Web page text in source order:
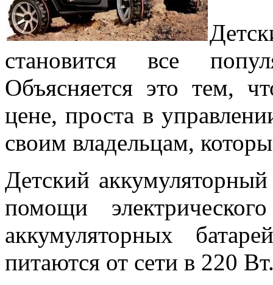
становится все
Объясняется это тем,
цене, проста в
своим владельцам,
Детский
помощи
аккумуляторных
питаются от сети в 220